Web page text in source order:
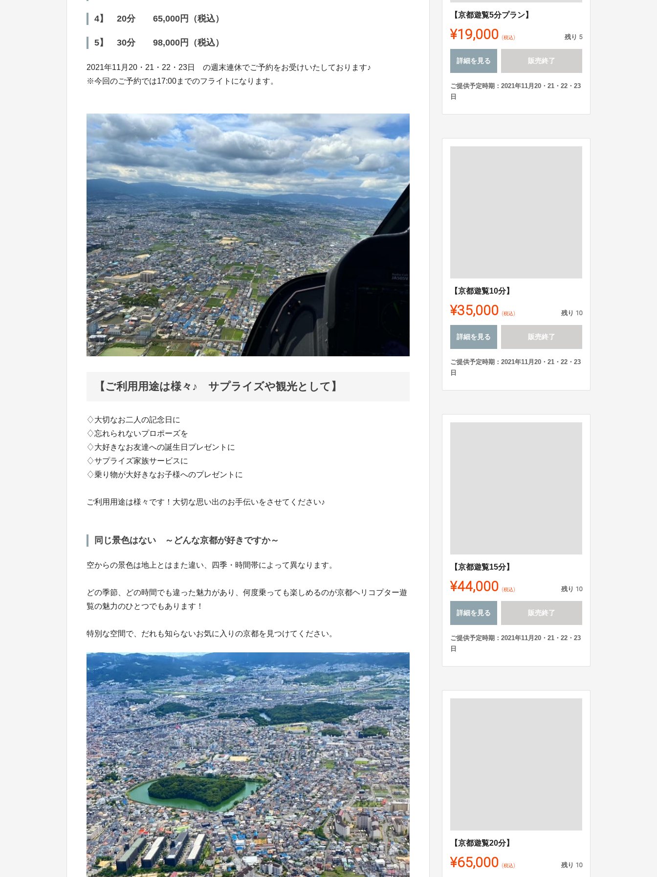
4】 20分 65,000円（税込）
5】 30分 98,000円（税込）
2021年11月20・21・22・23日 の週末連休でご予約をお受けいたしております♪
※今回のご予約では17:00までのフライトになります。
【ご利用用途は様々♪ サプライズや観光として】
♢大切なお二人の記念日に
♢忘れられないプロポーズを
♢大好きなお友達への誕生日プレゼントに
♢サプライズ家族サービスに
♢乗り物が大好きなお子様へのプレゼントに
ご利用用途は様々です！大切な思い出のお手伝いをさせてください♪
同じ景色はない ～どんな京都が好きですか～
空からの景色は地上とはまた違い、四季・時間帯によって異なります。
どの季節、どの時間でも違った魅力があり、何度乗っても楽しめるのが京都ヘリコプター遊
覧の魅力のひとつでもあります！
特別な空間で、だれも知らないお気に入りの京都を見つけてください。
【京都遊覧5分プラン】
¥19,000 (税込) 残り 5
詳細を見る 販売終了
ご提供予定時期：2021年11月20・21・22・23
日
【京都遊覧10分】
¥35,000 (税込) 残り 10
詳細を見る 販売終了
ご提供予定時期：2021年11月20・21・22・23
日
【京都遊覧15分】
¥44,000 (税込) 残り 10
詳細を見る 販売終了
ご提供予定時期：2021年11月20・21・22・23
日
【京都遊覧20分】
¥65,000 (税込) 残り 10